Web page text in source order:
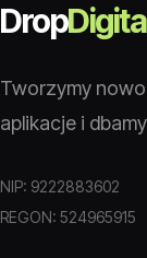
Drop
Tworzymy
aplikacje i
NIP: 9222883602
REGON: 524965915